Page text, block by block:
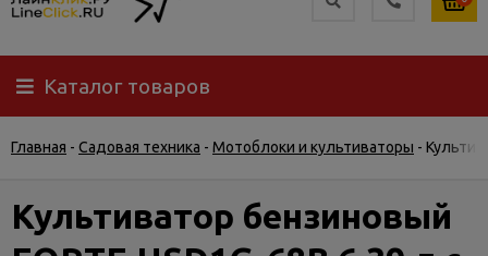
Доставка
Самовывоз
Гарантия
Каталог товаров
Главная - Садовая техника - Мотоблоки и культиваторы -
Культиватор бензиновый